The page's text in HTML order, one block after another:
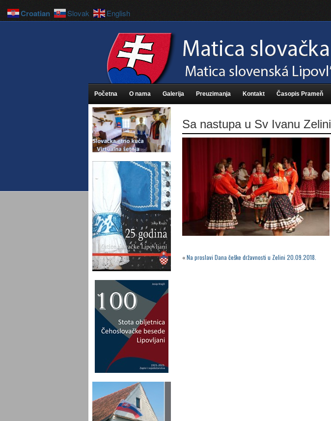
Početna O nama Galerija Preuzimanja Kontakt Časopis Prameň
Sa nastupa u Sv Ivanu Zelini
«Na proslavi Dana češke državnosti u Zelini 20.09.2018.
Croatian Slovak English